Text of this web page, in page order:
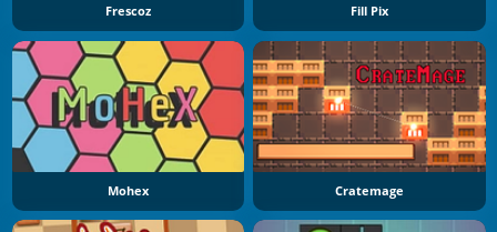
Frescoz Fill Pix
Mohex Cratemage